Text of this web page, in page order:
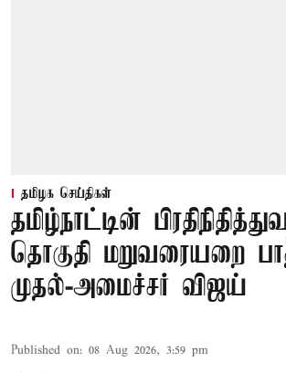
தமிழக செய்திகள்
தமிழ்நாட்டின்
தொகுதி மறுவரையறை
முதல்-அமைச்சர் விஜய்
Published on: 08 Aug 2026, 3:59 pm